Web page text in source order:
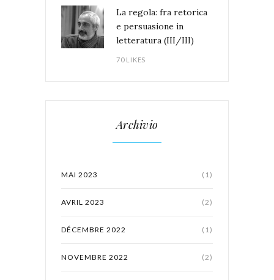
La regola: fra retorica
e persuasione in
letteratura (III/III)
70 LIKES
Archivio
MAI 2023 (1)
AVRIL 2023 (2)
DÉCEMBRE 2022 (1)
NOVEMBRE 2022 (2)